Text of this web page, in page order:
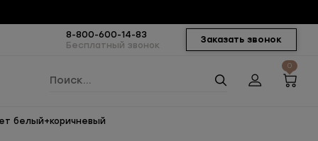
Заказать звонок
8-800-600-14-83
Бесплатный звонок
0
белый+коричневый